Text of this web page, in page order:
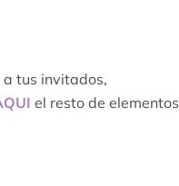
tus invitados,
el resto de elementos